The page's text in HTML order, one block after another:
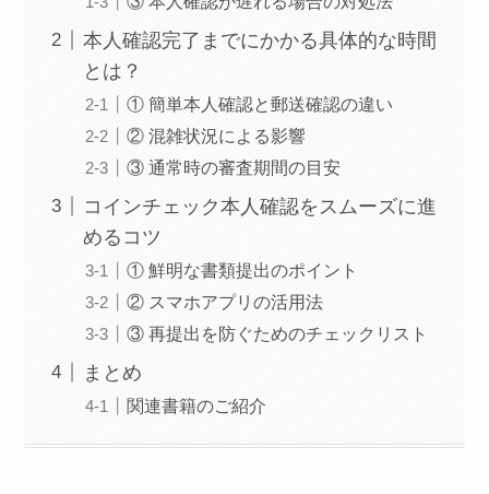
本人確認完了までにかかる具体的な時間
とは？
① 簡単本人確認と郵送確認の違い
② 混雑状況による影響
③ 通常時の審査期間の目安
コインチェック本人確認をスムーズに進
めるコツ
① 鮮明な書類提出のポイント
② スマホアプリの活用法
③ 再提出を防ぐためのチェックリスト
まとめ
関連書籍のご紹介